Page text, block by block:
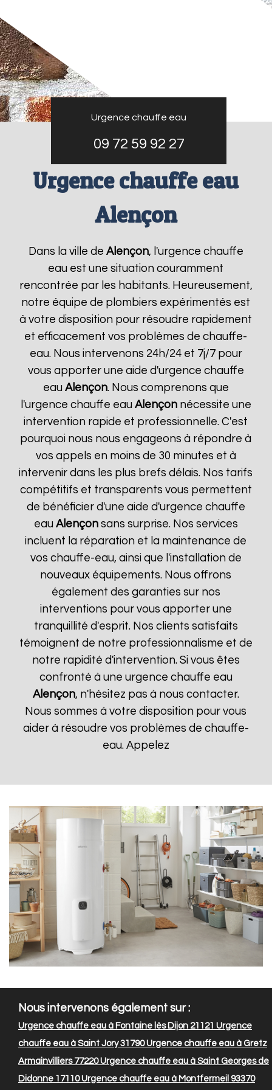
Urgence chauffe eau
09 72 59 92 27
Urgence chauffe eau
Alençon
Dans la ville de Alençon, l'urgence chauffe
eau est une situation couramment
rencontrée par les habitants. Heureusement,
notre équipe de plombiers expérimentés est
à votre disposition pour résoudre rapidement
et efficacement vos problèmes de chauffe-
eau. Nous intervenons 24h/24 et 7j/7 pour
vous apporter une aide d'urgence chauffe
eau Alençon. Nous comprenons que
l'urgence chauffe eau Alençonnécessite une
intervention rapide et professionnelle. C'est
pourquoi nous nous engageons à répondre à
vos appels en moins de 30 minutes et à
intervenir dans les plus brefs délais. Nos tarifs
compétitifs et transparents vous permettent
de bénéficier d'une aide d'urgence chauffe
eau Alençonsans surprise. Nos services
incluent la réparation et la maintenance de
vos chauffe-eau, ainsi que l'installation de
nouveaux équipements. Nous offrons
également des garanties sur nos
interventions pour vous apporter une
tranquillité d'esprit. Nos clients satisfaits
témoignent de notre professionnalisme et de
notre rapidité d'intervention. Si vous êtes
confronté à une urgence chauffe eau
Alençon, n'hésitez pas à nous contacter.
Nous sommes à votre disposition pour vous
aider à résoudre vos problèmes de chauffe-
eau. Appelez
Nous intervenons également sur :
Urgence chauffe eau à Fontaine lès Dijon 21121 Urgence
chauffe eau à Saint Jory 31790Urgence chauffe eau à Gretz
Armainvilliers 77220Urgence chauffe eau à Saint Georges de
Didonne 17110Urgence chauffe eau à Montfermeil 93370